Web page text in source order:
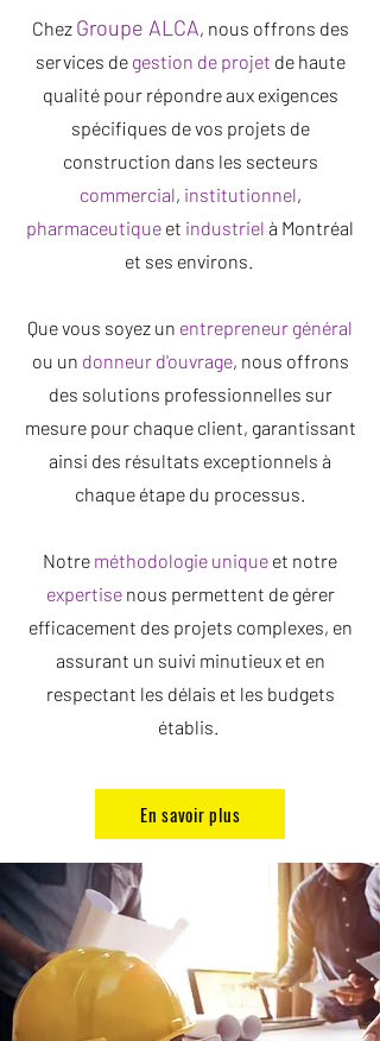
Chez Groupe ALCA, nous offrons des
services de gestion de projet de haute
qualité pour répondre aux exigences
spécifiques de vos projets de
construction dans les secteurs
commercial, institutionnel,
pharmaceutique et industriel à Montréal
et ses environs.
Que vous soyez un entrepreneur général
ou un donneur d'ouvrage, nous offrons
des solutions professionnelles sur
mesure pour chaque client, garantissant
ainsi des résultats exceptionnels à
chaque étape du processus.
Notre méthodologie unique et notre
expertise nous permettent de gérer
efficacement des projets complexes, en
assurant un suivi minutieux et en
respectant les délais et les budgets
établis.
En savoir plus